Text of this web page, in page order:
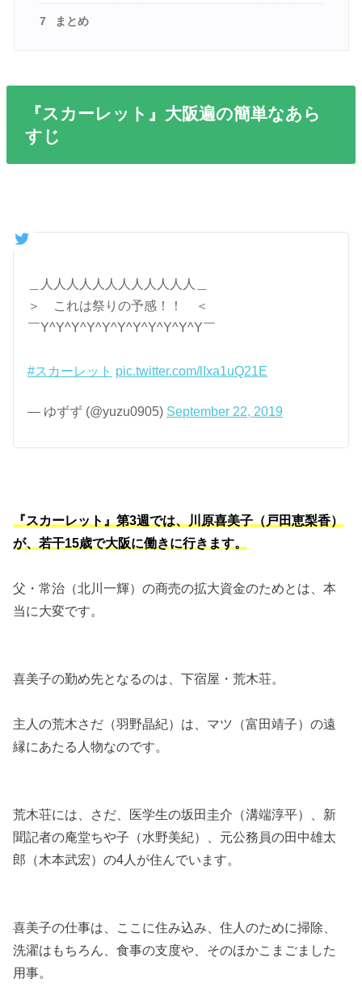
7 まとめ
『スカーレット』大阪遍の簡単なあら
すじ
＿人人人人人人人人人人人人＿
＞ これは祭りの予感！！ ＜
￣Y^Y^Y^Y^Y^Y^Y^Y^Y^Y^Y￣
#スカーレット pic.twitter.com/lIxa1uQ21E
— ゆずず (@yuzu0905) September 22, 2019
『スカーレット』第3週では、川原喜美子（戸田恵梨香）
が、若干15歳で大阪に働きに行きます。
父・常治（北川一輝）の商売の拡大資金のためとは、本
当に大変です。
喜美子の勤め先となるのは、下宿屋・荒木荘。
主人の荒木さだ（羽野晶紀）は、マツ（富田靖子）の遠
縁にあたる人物なのです。
荒木荘には、さだ、医学生の坂田圭介（溝端淳平）、新
聞記者の庵堂ちや子（水野美紀）、元公務員の田中雄太
郎（木本武宏）の4人が住んでいます。
喜美子の仕事は、ここに住み込み、住人のために掃除、
洗濯はもちろん、食事の支度や、そのほかこまごました
用事。